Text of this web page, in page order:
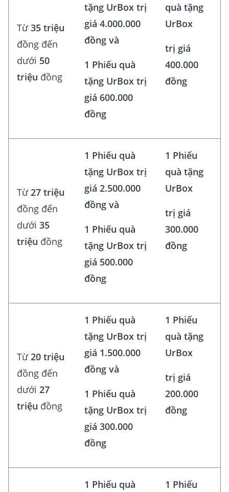
Từ35 triệu
đồng đến
dưới 50
triệu đồng
tặng UrBox trị
giá 4.000.000
đồng và
1 Phiếu quà
tặng UrBox trị
giá 600.000
đồng
quà tặng
UrBox
trị giá
400.000
đồng
Từ27 triệu
đồng đến
dưới 35
triệu đồng
1 Phiếu quà
tặng UrBox trị
giá 2.500.000
đồng và
1 Phiếu quà
tặng UrBox trị
giá 500.000
đồng
1 Phiếu
quà tặng
UrBox
trị giá
300.000
đồng
Từ20 triệu
đồng đến
dưới 27
triệu đồng
1 Phiếu quà
tặng UrBox trị
giá 1.500.000
đồng và
1 Phiếu quà
tặng UrBox trị
giá 300.000
đồng
1 Phiếu
quà tặng
UrBox
trị giá
200.000
đồng
1 Phiếu quà
1 Phiếu